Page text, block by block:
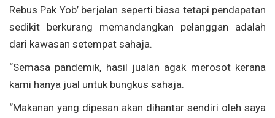
Rebus Pak Yob’ berjalan seperti biasa tetapi pendapatan
sedikit berkurang memandangkan pelanggan adalah
dari kawasan setempat sahaja.
“Semasa pandemik, hasil jualan agak merosot kerana
kami hanya jual untuk bungkus sahaja.
“Makanan yang dipesan akan dihantar sendiri oleh saya